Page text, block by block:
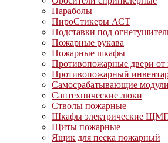
Параболы
ПироСтикеры АСТ
Подставки под
Пожарные рукава
Пожарные шкафы
Противопожарные двери от
Противопожарный
Самосрабатывающие
Сантехнические люки
Стволы пожарные
Шкафы электрические
Щиты пожарные
Ящик для песка пожарный